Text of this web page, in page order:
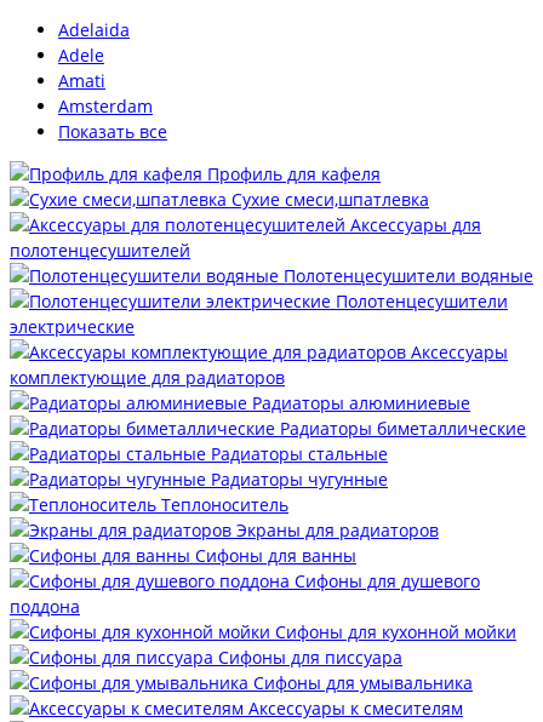
Adelaida
Adele
Amati
Amsterdam
Показать все
Профиль для кафеля
Сухие смеси,шпатлевка
Аксессуары для
полотенцесушителей
Полотенцесушители водяные
Полотенцесушители
электрические
Аксессуары
комплектующие для радиаторов
Радиаторы алюминиевые
Радиаторы биметаллические
Радиаторы стальные
Радиаторы чугунные
Теплоноситель
Экраны для радиаторов
Сифоны для ванны
Сифоны для душевого
поддона
Сифоны для кухонной мойки
Сифоны для писсуара
Сифоны для умывальника
Аксессуары к смесителям